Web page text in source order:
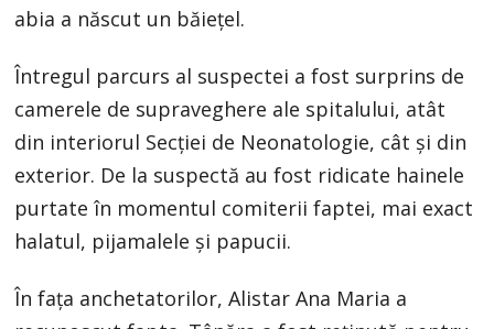
abia a născut un băiețel.
Întregul parcurs al suspectei a fost surprins de
camerele de supraveghere ale spitalului, atât
din interiorul Secției de Neonatologie, cât și din
exterior. De la suspectă au fost ridicate hainele
purtate în momentul comiterii faptei, mai exact
halatul, pijamalele și papucii.
În fața anchetatorilor, Alistar Ana Maria a